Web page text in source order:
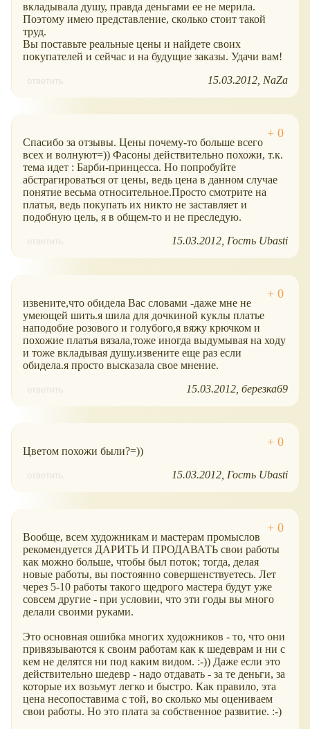
вкладывала душу, правда деньгами ее не мерила.
Поэтому имею представление, сколько стоит такой
труд.
Вы поставьте реальные цены и найдете своих
покупателей и сейчас и на будущие заказы. Удачи вам!
ответить 15.03.2012 NaZa
Спасибо за отзывы. Цены почему-то больше всего
всех и волнуют=)) Фасоны действительно похожи, т.к.
тема идет : Барби-принцесса. Но попробуйте
абстрагироваться от цены, ведь цена в данном случае
понятие весьма относительное.Просто смотрите на
платья, ведь покупать их никто не заставляет и
подобную цель, я в общем-то и не преследую.
ответить 15.03.2012 Гость Ubasti
извените,что обидела Вас словами -даже мне не
умеющей шить.я шила для дочкиной куклы платье
наподобие розового и голубого,я вяжу крючком и
похожие платья вязала,тоже иногда выдумывая на ходу
и тоже вкладывая душу.извените еще раз если
обидела.я просто высказала свое мнение.
ответить 15.03.2012 березка69
Цветом похожи были?=))
ответить 15.03.2012 Гость Ubasti
Вообще, всем художникам и мастерам промыслов
рекомендуется ДАРИТЬ И ПРОДАВАТЬ свои работы
как можно больше, чтобы был поток; тогда, делая
новые работы, вы постоянно совершенствуетесь. Лет
через 5-10 работы такого щедрого мастера будут уже
совсем другие - при условии, что эти годы вы много
делали своими руками.
Это основная ошибка многих художников - то, что они
привязываются к своим работам как к шедеврам и ни с
кем не делятся ни под каким видом. :-)) Даже если это
действительно шедевр - надо отдавать - за те деньги, за
которые их возьмут легко и быстро. Как правило, эта
цена несопоставима с той, во сколько мы оцениваем
свои работы. Но это плата за собственное развитие. :-)